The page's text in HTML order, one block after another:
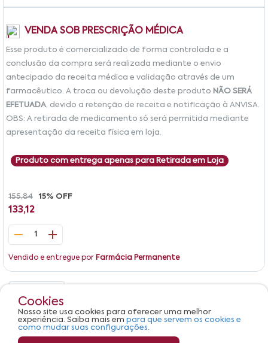
VENDA SOB PRESCRIÇÃO MÉDICA
Esse produto é comercializado de forma controlada e a
conclusão da compra será realizada mediante o envio
antecipado da receita médica e validação através de um
farmacêutico. A troca ou devolução deste produto NÃO SERÁ
EFETUADA, devido a retenção de receita e notificação à ANVISA.
OBS: A retirada de medicamento só será permitida mediante
apresentação da receita física em loja.
Produto com entrega apenas para Retirada em Loja
155,84 15% OFF
133,12
1
Vendido e entregue por Farmácia Permanente
Produto não apresenta descrição.
Cookies
Nosso site usa cookies para oferecer uma melhor
experiência. Saiba mais em para que servem os cookies e
como mudar suas configurações.